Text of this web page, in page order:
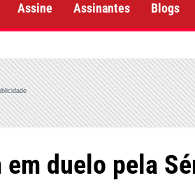
Assine Assinantes Blogs
duelo pela